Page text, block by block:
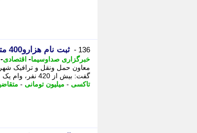
136 - ثبت نام هزارو400 متقاضی تاکسی برقی در تهران
خبرگزاری صداوسیما- اقتصادی-
گفت: بیش از 420 نفر، وام یک میلیارد و 500 میلیون تومانی را دریافت کرده اند. ...
تاکسی - میلیون تومانی -